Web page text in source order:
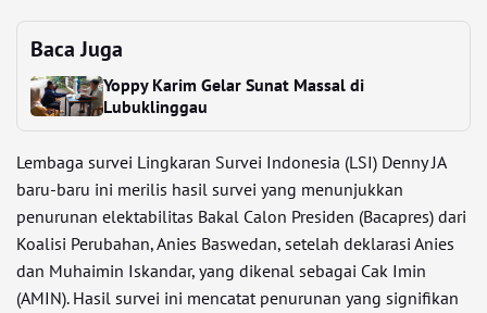
Baca Juga
Yoppy Karim Gelar Sunat Massal di
Lubuklinggau
Lembaga survei Lingkaran Survei Indonesia (LSI) Denny JA
baru-baru ini merilis hasil survei yang menunjukkan
penurunan elektabilitas Bakal Calon Presiden (Bacapres) dari
Koalisi Perubahan, Anies Baswedan, setelah deklarasi Anies
dan Muhaimin Iskandar, yang dikenal sebagai Cak Imin
(AMIN). Hasil survei ini mencatat penurunan yang signifikan